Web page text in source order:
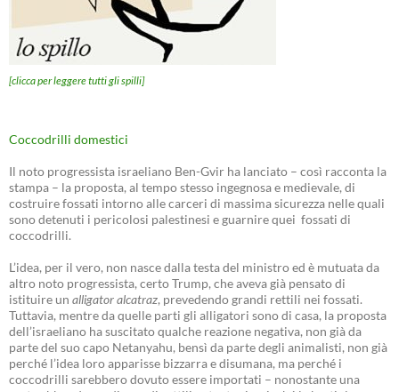
[clicca per leggere tutti gli spilli]
Coccodrilli domestici
Il noto progressista israeliano Ben-Gvir ha lanciato – così racconta la
stampa – la proposta, al tempo stesso ingegnosa e medievale, di
costruire fossati intorno alle carceri di massima sicurezza nelle quali
sono detenuti i pericolosi palestinesi e guarnire quei fossati di
coccodrilli.
L’idea, per il vero, non nasce dalla testa del ministro ed è mutuata da
altro noto progressista, certo Trump, che aveva già pensato di
istituire un alligator alcatraz, prevedendo grandi rettili nei fossati.
Tuttavia, mentre da quelle parti gli alligatori sono di casa, la proposta
dell’israeliano ha suscitato qualche reazione negativa, non già da
parte del suo capo Netanyahu, bensì da parte degli animalisti, non già
perché l’idea loro apparisse bizzarra e disumana, ma perché i
coccodrilli sarebbero dovuto essere importati – nonostante una